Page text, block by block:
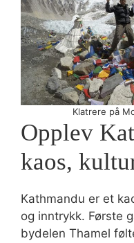
Klatrere på
Opplev
kaos,
Kathmandu er et
og inntrykk. Første
bydelen Thamel